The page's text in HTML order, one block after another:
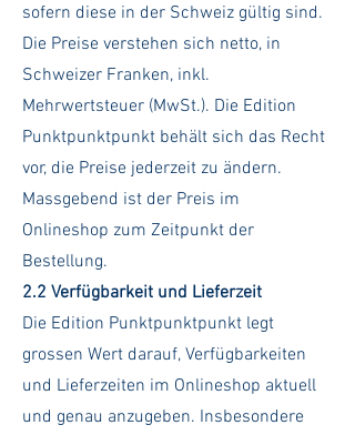
sofern diese in der Schweiz gültig sind.
Die Preise verstehen sich netto, in
Schweizer Franken, inkl.
Mehrwertsteuer (MwSt.). Die Edition
Punktpunktpunkt behält sich das Recht
vor, die Preise jederzeit zu ändern.
Massgebend ist der Preis im
Onlineshop zum Zeitpunkt der
Bestellung.
2.2 Verfügbarkeit und Lieferzeit
Die Edition Punktpunktpunkt legt
grossen Wert darauf, Verfügbarkeiten
und Lieferzeiten im Onlineshop aktuell
und genau anzugeben. Insbesondere